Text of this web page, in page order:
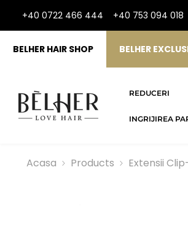
+40 0722 466 444 +40 753 094 018
BELHER HAIR SHOP BELHER
REDUCERI
INGRIJIREA
Acasa Products Extensii